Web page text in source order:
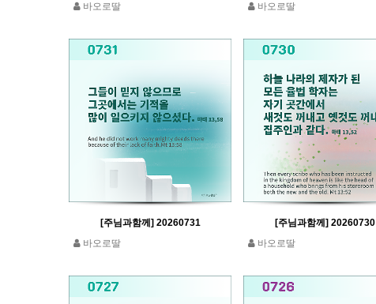
바오로딸
바오로딸
[주님과함께] 20260731
바오로딸
[주님과함께] 20260730
바오로딸